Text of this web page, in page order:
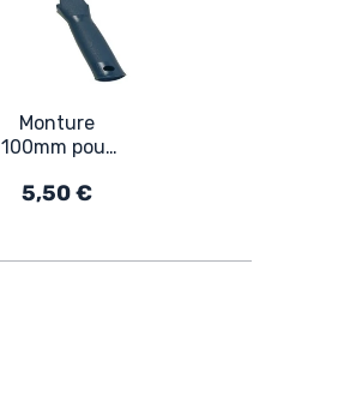
Monture
100mm pour
patte de
5,50 €